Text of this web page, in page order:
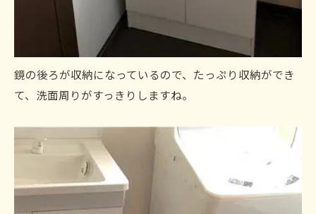
鏡の後ろが収納になっているので、たっぷり収納ができ
て、洗面周りがすっきりしますね。